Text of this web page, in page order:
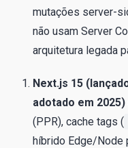
mutações server-
não usam Server
arquitetura legada
Next.js 15
adotado em 2025)
(PPR), cache tags (
híbrido Edge/Node